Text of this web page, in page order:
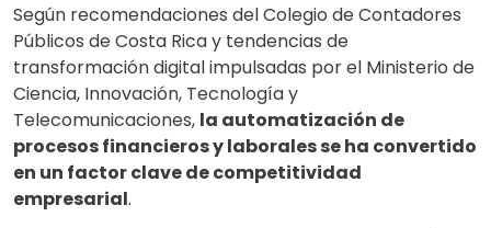
Según recomendaciones del Colegio de Contadores
Públicos de Costa Rica y tendencias de
transformación digital impulsadas por el Ministerio de
Ciencia, Innovación, Tecnología y
Telecomunicaciones, la automatización de
procesos financieros y laborales se ha convertido
en un factor clave de competitividad
empresarial.